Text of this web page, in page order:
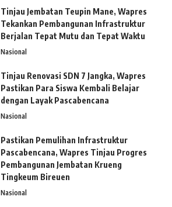
Tinjau Jembatan Teupin Mane, Wapres
Tekankan Pembangunan Infrastruktur
Berjalan Tepat Mutu dan Tepat Waktu
Nasional
Tinjau Renovasi SDN 7 Jangka, Wapres
Pastikan Para Siswa Kembali Belajar
dengan Layak Pascabencana
Nasional
Pastikan Pemulihan Infrastruktur
Pascabencana, Wapres Tinjau Progres
Pembangunan Jembatan Krueng
Tingkeum Bireuen
Nasional